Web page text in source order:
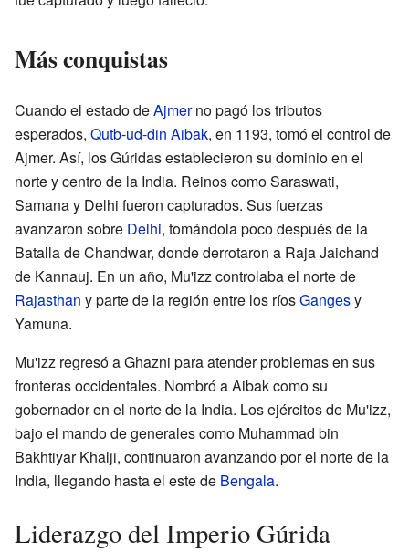
Más conquistas
Cuando el estado deAjmerno pagó los tributos
esperados, Qutb-ud-din Aibak, en 1193, tomó el control de
Ajmer. Así, los Gúridas establecieron su dominio en el
norte y centro de la India. Reinos como Saraswati,
Samana y Delhi fueron capturados. Sus fuerzas
avanzaron sobre Delhi, tomándola poco después de la
Batalla de Chandwar, donde derrotaron a Raja Jaichand
de Kannauj. En un año, Mu'izz controlaba el norte de
Rajasthan y parte de la región entre los ríosGangesy
Yamuna.
Mu'izz regresó a Ghazni para atender problemas en sus
fronteras occidentales. Nombró a Aibak como su
gobernador en el norte de la India. Los ejércitos de Mu'izz,
bajo el mando de generales como Muhammad bin
Bakhtiyar Khalji, continuaron avanzando por el norte de la
India, llegando hasta el este de Bengala.
Liderazgo del Imperio Gúrida